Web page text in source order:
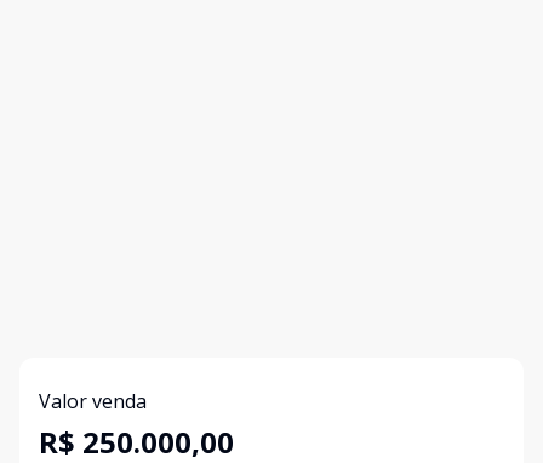
Valor venda
R$ 250.000,00